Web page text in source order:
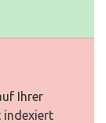
Ihrer
indexiert